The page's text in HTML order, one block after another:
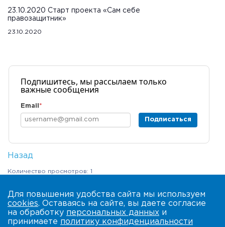
23.10.2020 Старт проекта «Сам себе
правозащитник»
23.10.2020
Подпишитесь, мы рассылаем только
важные сообщения
Email *
Подписаться
Назад
Количество просмотров: 1
Для повышения удобства сайта мы используем
cookies. Оставаясь на сайте, вы даете согласие
на обработку персональных данных и
принимаете политику конфиденциальности